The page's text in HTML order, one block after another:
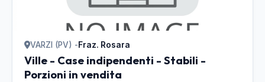
VARZI (PV) -Fraz. Rosara
Ville - Case indipendenti - Stabili -
Porzioni in vendita